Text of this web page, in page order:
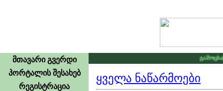
მთავარი გვერდი
პორტალის შესახებ
რეგისტრაცია
ყველა ნაწარმოები